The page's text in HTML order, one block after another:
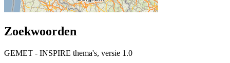
Zoekwoorden
GEMET - INSPIRE thema's, versie 1.0